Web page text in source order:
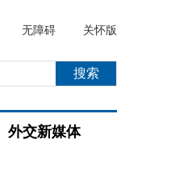
无障碍 关怀版
外交新媒体